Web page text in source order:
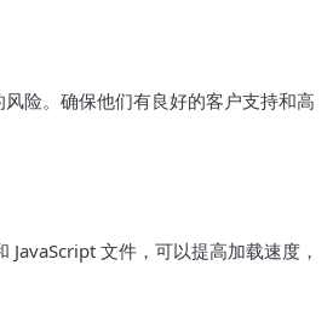
险。确保他们有良好的客户支持和高
文件，可以提高加载速度，